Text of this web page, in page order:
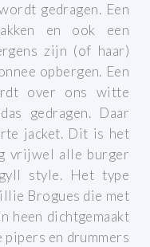
gedragen. Een
en ook een
zijn (of haar)
opbergen. Een
over ons witte
gedragen. Daar
jacket. Dit is het
vrijwel alle burger
style. Het type
Brogues die met
heen dichtgemaakt
pipers en drummers